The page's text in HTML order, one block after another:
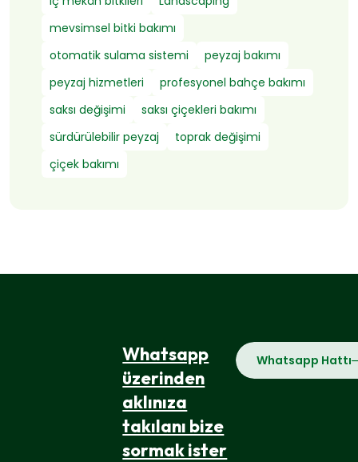
mevsimsel bitki bakımı
otomatik sulama sistemi
peyzaj bakımı
peyzaj hizmetleri
profesyonel bahçe bakımı
saksı değişimi
saksı çiçekleri bakımı
sürdürülebilir peyzaj
toprak değişimi
çiçek bakımı
Whatsapp
üzerinden
aklınıza
takılanı bize
sormak ister
Whatsapp Hattı